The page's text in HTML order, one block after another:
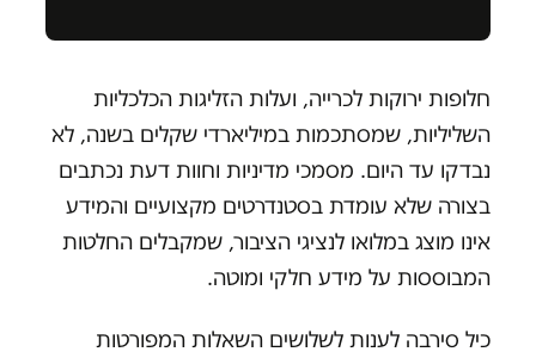
חלופות ירוקות לכרייה, ועלות הזליגות הכלכליות
השליליות, שמסתכמות במיליארדי שקלים בשנה, לא
נבדקו עד היום. מסמכי מדיניות וחוות דעת נכתבים
בצורה שלא עומדת בסטנדרטים מקצועיים והמידע
אינו מוצג במלואו לנציגי הציבור, שמקבלים החלטות
המבוססות על מידע חלקי ומוטה.
כיל סירבה לענות לשלושים השאלות המפורטות